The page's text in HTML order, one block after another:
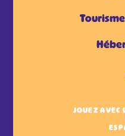
JOUEZ AVEC